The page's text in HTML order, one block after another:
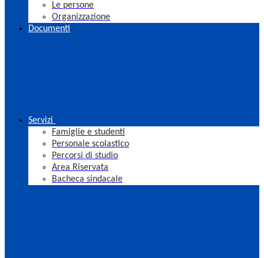
Le persone
Organizzazione
Documenti
Servizi
Famiglie e studenti
Personale scolastico
Percorsi di studio
Area Riservata
Bacheca sindacale